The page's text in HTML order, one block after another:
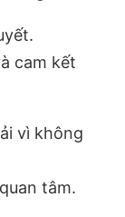
cam kết
vì không
tâm.